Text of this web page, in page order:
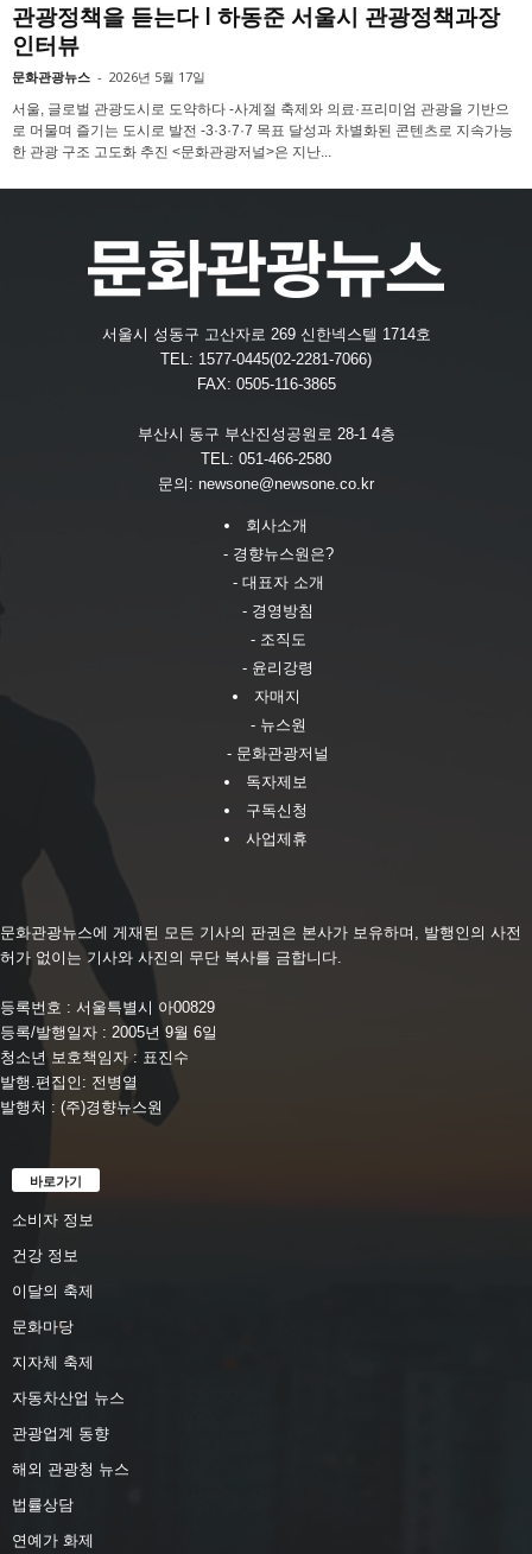
관광정책을 듣는다 l 하동준 서울시 관광정책과장
인터뷰
문화관광뉴스 - 2026년 5월 17일
서울, 글로벌 관광도시로 도약하다 -사계절 축제와 의료·프리미엄 관광을 기반으
로 머물며 즐기는 도시로 발전 -3·3·7·7 목표 달성과 차별화된 콘텐츠로 지속가능
한 관광 구조 고도화 추진 <문화관광저널>은 지난...
서울시 성동구 고산자로 269 신한넥스텔 1714호
TEL: 1577-0445(02-2281-7066)
FAX: 0505-116-3865
부산시 동구 부산진성공원로 28-1 4층
TEL: 051-466-2580
문의: newsone@newsone.co.kr
회사소개
- 경향뉴스원은?
- 대표자 소개
- 경영방침
- 조직도
- 윤리강령
자매지
- 뉴스원
- 문화관광저널
독자제보
구독신청
사업제휴
문화관광뉴스에 게재된 모든 기사의 판권은 본사가 보유하며, 발행인의 사전
허가 없이는 기사와 사진의 무단 복사를 금합니다.
등록번호 : 서울특별시 아00829
등록/발행일자 : 2005년 9월 6일
청소년 보호책임자 : 표진수
발행.편집인: 전병열
발행처 : (주)경향뉴스원
바로가기
소비자 정보
건강 정보
이달의 축제
문화마당
지자체 축제
자동차산업 뉴스
관광업계 동향
해외 관광청 뉴스
법률상담
연예가 화제